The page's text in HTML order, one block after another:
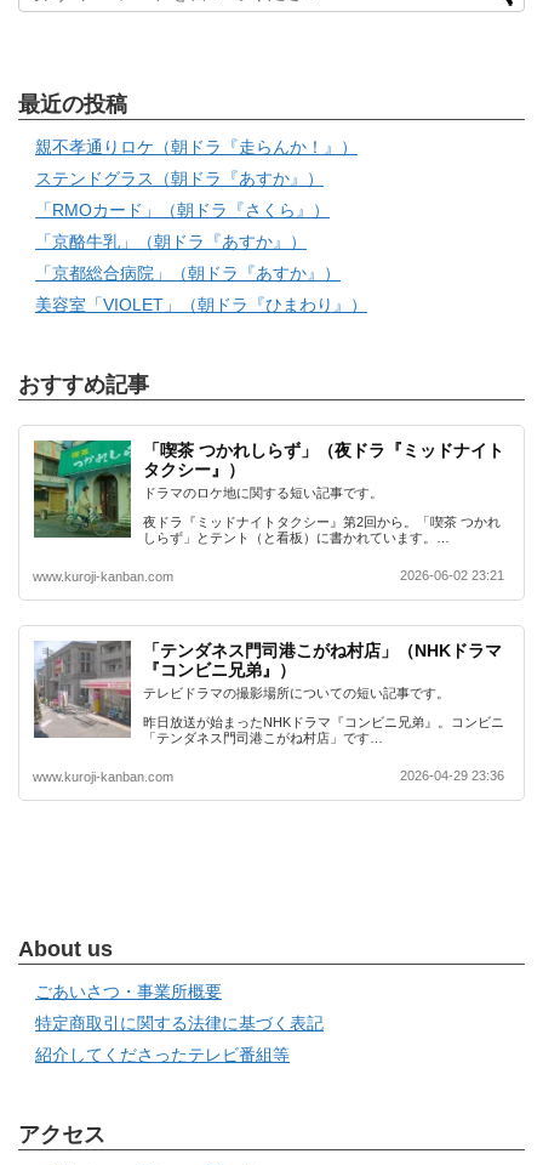
最近の投稿
親不孝通りロケ（朝ドラ『走らんか！』）
ステンドグラス（朝ドラ『あすか』）
「RMOカード」（朝ドラ『さくら』）
「京酪牛乳」（朝ドラ『あすか』）
「京都総合病院」（朝ドラ『あすか』）
美容室「VIOLET」（朝ドラ『ひまわり』）
おすすめ記事
「喫茶 つかれしらず」（夜ドラ『ミッドナイト
タクシー』）
ドラマのロケ地に関する短い記事です。
夜ドラ『ミッドナイトタクシー』第2回から。「喫茶 つかれ
しらず」とテント（と看板）に書かれています。…
www.kuroji-kanban.com 2026-06-02 23:21
「テンダネス門司港こがね村店」（NHKドラマ
『コンビニ兄弟』）
テレビドラマの撮影場所についての短い記事です。
昨日放送が始まったNHKドラマ『コンビニ兄弟』。コンビニ
「テンダネス門司港こがね村店」です…
www.kuroji-kanban.com 2026-04-29 23:36
About us
ごあいさつ・事業所概要
特定商取引に関する法律に基づく表記
紹介してくださったテレビ番組等
アクセス